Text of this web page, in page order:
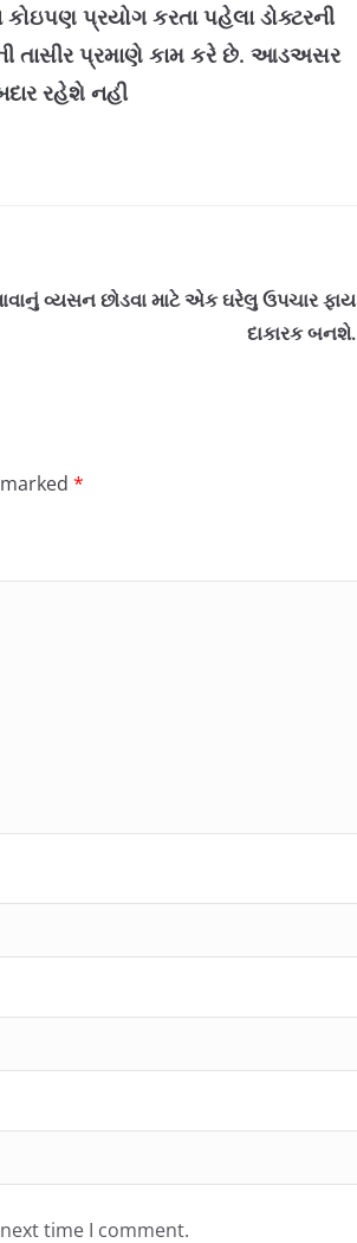
પ્રયોગ કરતા પહેલા ડોક્ટરની
તાસીર પ્રમાણે કામ કરે છે. આડઅસર
રહેશે નહી
વ્યસન છોડવા માટે એક ઘરેલુ ઉપચાર ફાય
દાકારક બનશે.
*
time I comment.